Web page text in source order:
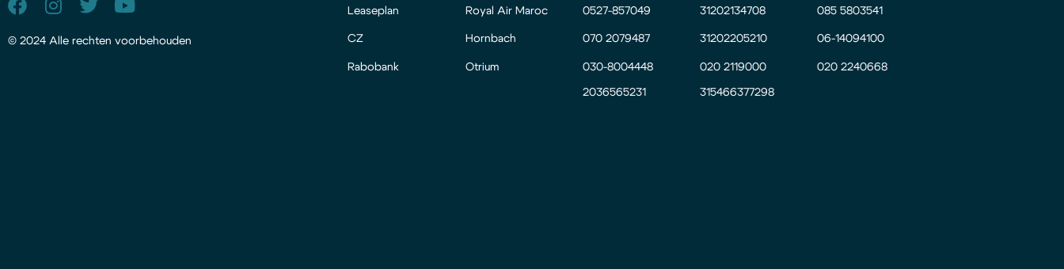
© 2024 Alle rechten voorbehouden
Leaseplan
CZ
Rabobank
Royal Air Maroc
Hornbach
Otrium
0527-857049
070 2079487
030-8004448
2036565231
31202134708
31202205210
020 2119000
315466377298
085 5803541
06-14094100
020 2240668